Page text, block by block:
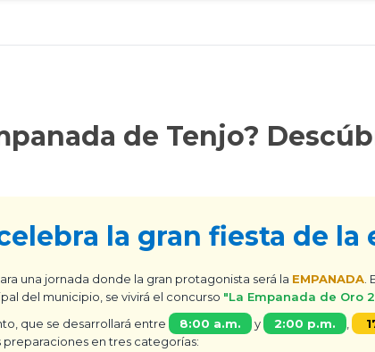
de Tenjo?
la gran fiesta de la
una jornada donde la gran protagonista será la EMPANADA
del municipio, se vivirá el concurso "La Empanada de Oro
que se desarrollará entre
8:00 a.m. y 2:00 p.m.
preparaciones en tres categorías: